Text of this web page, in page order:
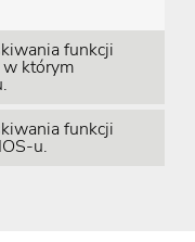
funkcji
którym
funkcji
u.